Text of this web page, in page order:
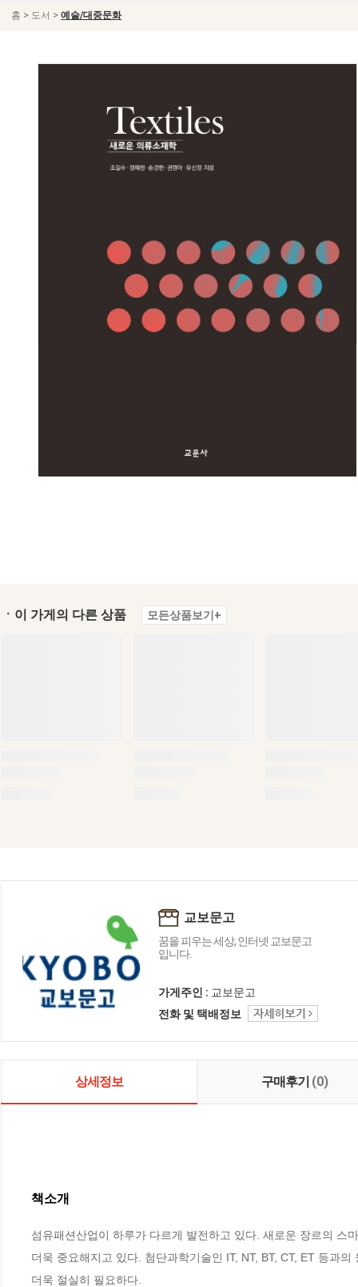
홈 > 도서 > 예술/대중문화
ㆍ이 가게의 다른 상품 모든상품보기+
교보문고
꿈을 피우는 세상, 인터넷 교보문고
입니다.
가게주인 : 교보문고
전화 및 택배정보
상세정보 구매후기 (0)
책소개
섬유패션산업이 하루가 다르게 발전하고 있다. 새로운 장르의 스
더욱 중요해지고 있다. 첨단과학기술인 IT, NT, BT, CT, ET 등과
더욱 절실히 필요하다.